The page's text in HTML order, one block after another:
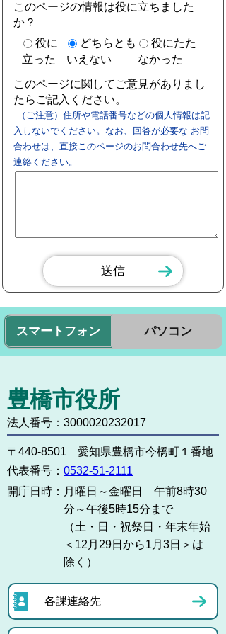
このページの情報は役に立ちました
か？
役に
立った
どちらとも
いえない
役にたた
なかった
このページに関してご意見がありまし
たらご記入ください。
（ご注意）住所や電話番号などの個人情報は記
入しないでください。なお、回答が必要な お問
合わせは、直接このページのお問合わせ先へご
連絡ください。
スマートフォン パソコン
豊橋市役所
法人番号：3000020232017
〒440-8501 愛知県豊橋市今橋町１番地
代表番号： 0532-51-2111
開庁日時： 月曜日～金曜日 午前8時30
分～午後5時15分まで
（土・日・祝祭日・年末年始
＜12月29日から1月3日＞は
除く）
各課連絡先